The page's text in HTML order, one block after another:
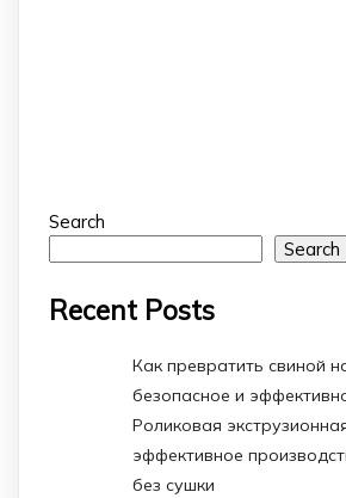
Search
Search
Recent Posts
Как превратить свиной
безопасное и
Роликовая
эффективное
без сушки